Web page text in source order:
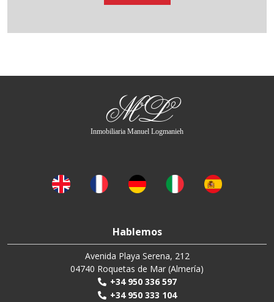
ML
Inmobiliaria Manuel Logmanieh
Hablemos
Avenida Playa Serena, 212
04740 Roquetas de Mar (Almería)
+34 950 336 597
+34 950 333 104